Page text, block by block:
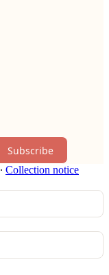
Subscribe
∙ Collection notice